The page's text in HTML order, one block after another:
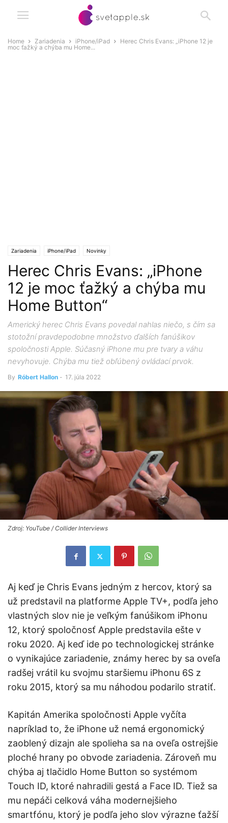
Home Zariadenia iPhone/iPad
Herec Chris Evans: „iPhone 12 je
moc ťažký a chýba mu Home...
Zariadenia iPhone/iPad Novinky
Herec Chris Evans: „iPhone
12 je moc ťažký a chýba mu
Home Button“
Americký herec Chris Evans povedal nahlas niečo, s čím sa
stotožní pravdepodobne množstvo ďalších fanúšikov
spoločnosti Apple. Súčasný iPhone mu pre tvary a váhu
nevyhovuje. Chýba mu tiež obľúbený ovládací prvok.
By Róbert Hallon - 17. júla 2022
Zdroj: YouTube / Collider Interviews
Aj keď je Chris Evans jedným z hercov, ktorý sa
už predstavil na platforme Apple TV+, podľa jeho
vlastných slov nie je veľkým fanúšikom iPhonu
12, ktorý spoločnosť Apple predstavila ešte v
roku 2020. Aj keď ide po technologickej stránke
o vynikajúce zariadenie, známy herec by sa oveľa
radšej vrátil ku svojmu staršiemu iPhonu 6S z
roku 2015, ktorý sa mu náhodou podarilo stratiť.
Kapitán Amerika spoločnosti Apple vyčíta
napríklad to, že iPhone už nemá ergonomický
zaoblený dizajn ale spolieha sa na oveľa ostrejšie
ploché hrany po obvode zariadenia. Zároveň mu
chýba aj tlačidlo Home Button so systémom
Touch ID, ktoré nahradili gestá a Face ID. Tiež sa
mu nepáči celková váha modernejšieho
smartfónu, ktorý je podľa jeho slov výrazne ťažší